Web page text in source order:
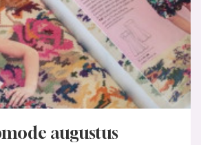
augustus